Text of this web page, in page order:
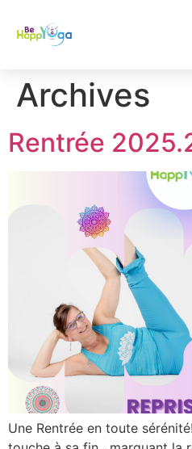
Archives
Rentrée
Une Rentrée en toute